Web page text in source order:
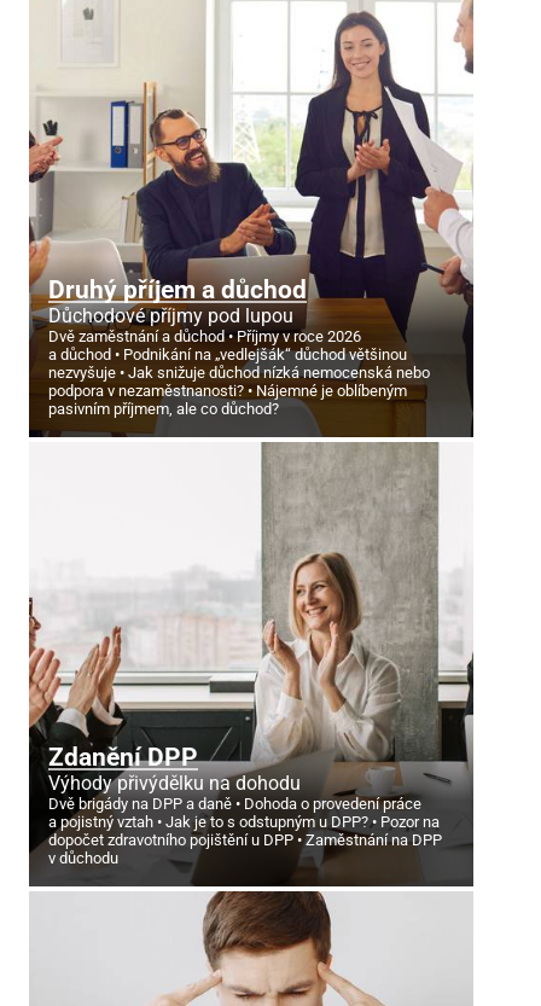
Druhý příjem a důchod
Důchodové příjmy pod lupou
Dvě zaměstnání a důchod
Příjmy v roce 2026
a důchod
Podnikání na „vedlejšák“ důchod většinou
nezvyšuje
Jak snižuje důchod nízká nemocenská nebo
podpora v nezaměstnanosti?
Nájemné je oblíbeným
pasivním příjmem, ale co důchod?
Zdanění DPP
Výhody přivýdělku na dohodu
Dvě brigády na DPP a daně
Dohoda o provedení práce
a pojistný vztah
Jak je to s odstupným u DPP?
Pozor na
dopočet zdravotního pojištění u DPP
Zaměstnání na DPP
v důchodu